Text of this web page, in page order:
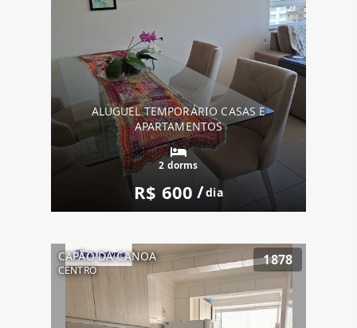
ALUGUEL TEMPORÁRIO CASAS E
APARTAMENTOS
2 dorms
R$ 600 /dia
CAPÃO DA CANOA
CENTRO
1878